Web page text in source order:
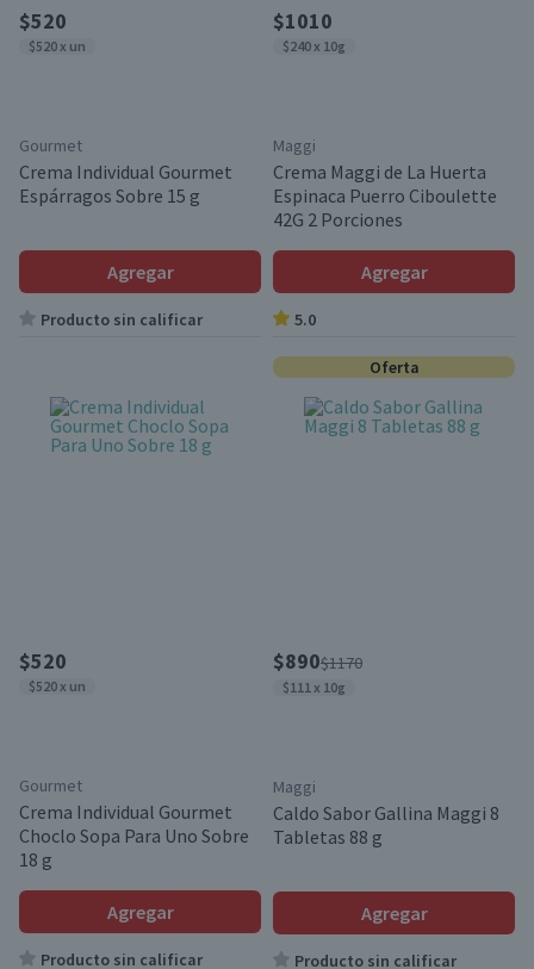
$520
$520 x un
Gourmet
Crema Individual Gourmet
Espárragos Sobre 15 g
Agregar
Producto sin calificar
$1010
$240 x 10g
Maggi
Crema Maggi de La Huerta
Espinaca Puerro Ciboulette
42G 2 Porciones
Agregar
5.0
$520
$520 x un
Gourmet
Crema Individual Gourmet
Choclo Sopa Para Uno Sobre
18 g
Agregar
Producto sin calificar
Oferta
$890$1170
$111 x 10g
Maggi
Caldo Sabor Gallina Maggi 8
Tabletas 88 g
Agregar
Producto sin calificar